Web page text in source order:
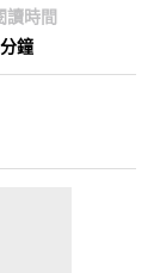
讀時間
鐘